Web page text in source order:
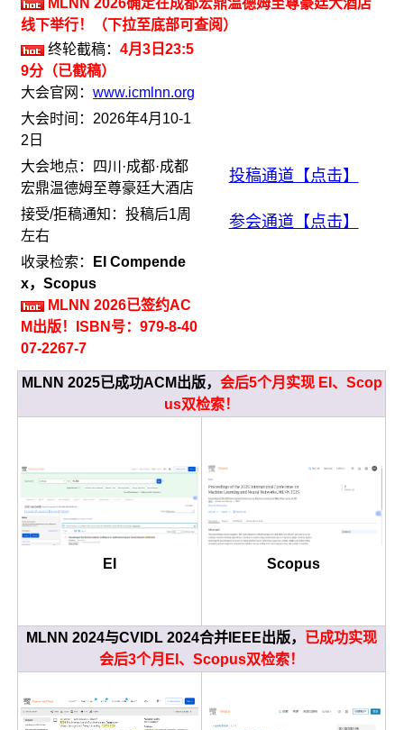
线下举行！（下拉至底部可查阅）
终轮截稿：4月3日23:5
9分 （已截稿）
大会官网：www.icmlnn.org
大会时间：2026年4月10-1
2日
大会地点：四川·成都·成都
宏鼎温德姆至尊豪廷大酒店
接受/拒稿通知：投稿后1周
左右
收录检索：
EI Compende
x，Scopus
MLNN 2026已签约AC
M出版！ISBN号：979-8-40
07-2267-7
投稿通道【点击】
参会通道【点击】
MLNN 2025已成功ACM出版， 会后5个月实现 EI、Scop
us双检索！
EI Scopus
MLNN 2024与CVIDL 2024合并IEEE出版， 已成功实现
会后3个月EI、Scopus双检索！